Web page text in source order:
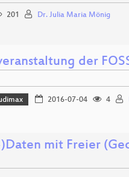
201 Dr. Julia Maria Mönig
der
2016-07-04 4
mit Freier